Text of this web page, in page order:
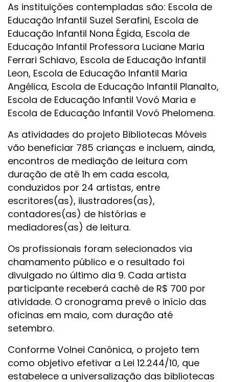
As instituições contempladas são: Escola de
Educação Infantil Suzel Serafini, Escola de
Educação Infantil Nona Égida, Escola de
Educação Infantil Professora Luciane Maria
Ferrari Schiavo, Escola de Educação Infantil
Leon, Escola de Educação Infantil Maria
Angélica, Escola de Educação Infantil Planalto,
Escola de Educação Infantil Vovó Maria e
Escola de Educação Infantil Vovó Phelomena.
As atividades do projeto Bibliotecas Móveis
vão beneficiar 785 crianças e incluem, ainda,
encontros de mediação de leitura com
duração de até 1h em cada escola,
conduzidos por 24 artistas, entre
escritores(as), ilustradores(as),
contadores(as) de histórias e
mediadores(as) de leitura.
Os profissionais foram selecionados via
chamamento público e o resultado foi
divulgado no último dia 9. Cada artista
participante receberá cachê de R$ 700 por
atividade. O cronograma prevê o início das
oficinas em maio, com duração até
setembro.
Conforme Volnei Canônica, o projeto tem
como objetivo efetivar a Lei 12.244/10, que
estabelece a universalização das bibliotecas